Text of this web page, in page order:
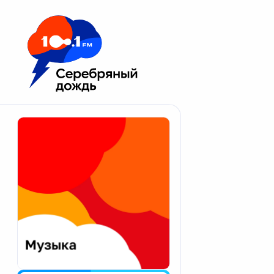
Москва 100.1 FM
Апатиты
Екатеринбург
Калининград
Калуга